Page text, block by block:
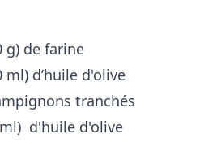
g) de farine
d’huile d'olive
tranchés
d'huile d'olive